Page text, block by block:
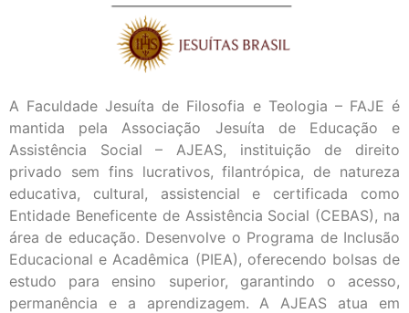
A Faculdade Jesuíta de Filosofia e Teologia – FAJE é
mantida pela Associação Jesuíta de Educação e
Assistência Social – AJEAS, instituição de direito
privado sem fins lucrativos, filantrópica, de natureza
educativa, cultural, assistencial e certificada como
Entidade Beneficente de Assistência Social (CEBAS), na
área de educação. Desenvolve o Programa de Inclusão
Educacional e Acadêmica (PIEA), oferecendo bolsas de
estudo para ensino superior, garantindo o acesso,
permanência e a aprendizagem. A AJEAS atua em